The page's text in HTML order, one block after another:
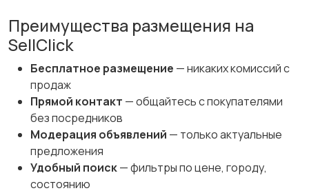
Преимущества размещения на
SellClick
Бесплатное размещение — никаких комиссий с
продаж
Прямой контакт — общайтесь с покупателями
без посредников
Модерация объявлений — только актуальные
предложения
Удобный поиск— фильтры по цене, городу,
состоянию